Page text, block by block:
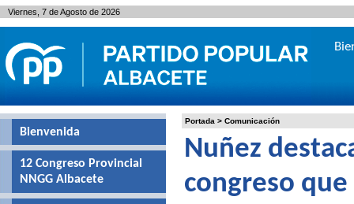
Portada > Comunicación
Nuñez
congreso que
Bienvenida
12 Congreso Provincial
NNGG Albacete
Viernes, 7 de Agosto de 2026